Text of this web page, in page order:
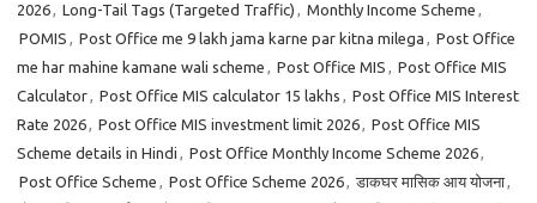
2026, Long-Tail Tags (Targeted Traffic) , Monthly Income Scheme ,
POMIS , Post Office me 9 lakh jama karne par kitna milega , Post Office
me har mahine kamane wali scheme , Post Office MIS , Post Office MIS
Calculator, Post Office MIS calculator 15 lakhs , Post Office MIS Interest
Rate 2026, Post Office MIS investment limit 2026, Post Office MIS
Scheme details in Hindi , Post Office Monthly Income Scheme 2026,
Post Office Scheme , Post Office Scheme 2026, डाकघर मासिक आय योजना,